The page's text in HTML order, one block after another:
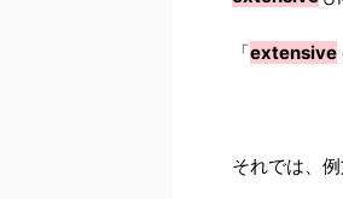
「extensive
それでは、